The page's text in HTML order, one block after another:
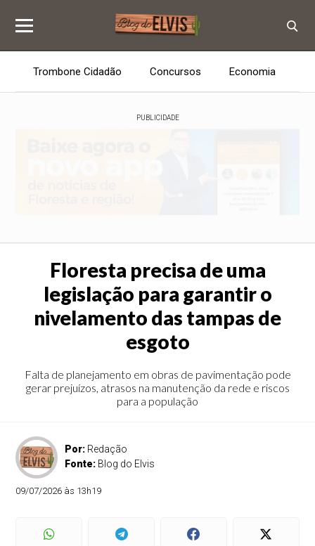
Trombone Cidadão Concursos Economia
PUBLICIDADE
Floresta precisa de uma
legislação para garantir o
nivelamento das tampas de
esgoto
Falta de planejamento em obras de pavimentação pode
gerar prejuízos, atrasos na manutenção da rede e riscos
para a população
Por: Redação
Fonte: Blog do Elvis
09/07/2026 às 13h19